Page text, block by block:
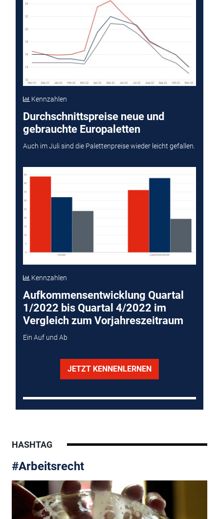
Kennzahlen
Durchschnittspreise neue und
gebrauchte Europaletten
Auch im Juli sind die Palettenpreise wieder leicht gefallen.
Kennzahlen
Aufkommensentwicklung Quartal
1/2022 bis Quartal 4/2022 im
Vergleich zum Vorjahreszeitraum
Ein Auf und Ab
JETZT KENNENLERNEN
HASHTAG
#Arbeitsrecht